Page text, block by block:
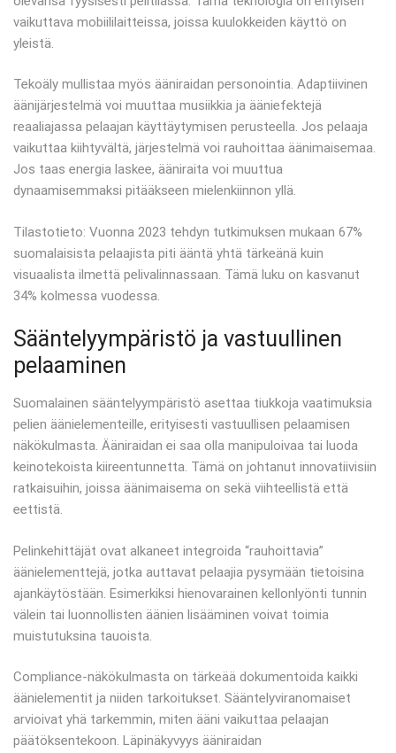
vaikuttava mobiililaitteissa, joissa kuulokkeiden käyttö on
yleistä.
Tekoäly mullistaa myös ääniraidan personointia. Adaptiivinen
äänijärjestelmä voi muuttaa musiikkia ja ääniefektejä
reaaliajassa pelaajan käyttäytymisen perusteella. Jos pelaaja
vaikuttaa kiihtyvältä, järjestelmä voi rauhoittaa äänimaisemaa.
Jos taas energia laskee, ääniraita voi muuttua
dynaamisemmaksi pitääkseen mielenkiinnon yllä.
Tilastotieto: Vuonna 2023 tehdyn tutkimuksen mukaan 67%
suomalaisista pelaajista piti ääntä yhtä tärkeänä kuin
visuaalista ilmettä pelivalinnassaan. Tämä luku on kasvanut
34% kolmessa vuodessa.
Sääntelyympäristö ja vastuullinen
pelaaminen
Suomalainen sääntelyympäristö asettaa tiukkoja vaatimuksia
pelien äänielementeille, erityisesti vastuullisen pelaamisen
näkökulmasta. Ääniraidan ei saa olla manipuloivaa tai luoda
keinotekoista kiireentunnetta. Tämä on johtanut innovatiivisiin
ratkaisuihin, joissa äänimaisema on sekä viihteellistä että
eettistä.
Pelinkehittäjät ovat alkaneet integroida “rauhoittavia”
äänielementtejä, jotka auttavat pelaajia pysymään tietoisina
ajankäytöstään. Esimerkiksi hienovarainen kellonlyönti tunnin
välein tai luonnollisten äänien lisääminen voivat toimia
muistutuksina tauoista.
Compliance-näkökulmasta on tärkeää dokumentoida kaikki
äänielementit ja niiden tarkoitukset. Sääntelyviranomaiset
arvioivat yhä tarkemmin, miten ääni vaikuttaa pelaajan
päätöksentekoon. Läpinäkyvyys ääniraidan